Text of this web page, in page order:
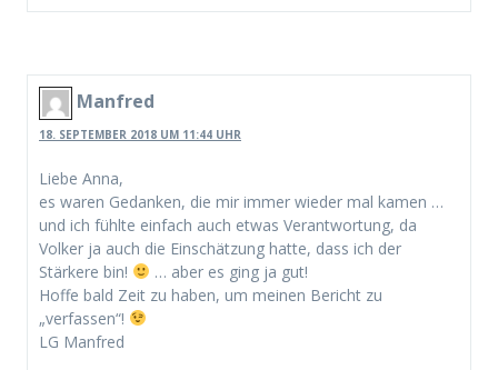
Manfred
18. SEPTEMBER 2018 UM 11:44 UHR
Liebe Anna,
es waren Gedanken, die mir immer wieder mal kamen …
und ich fühlte einfach auch etwas Verantwortung, da
Volker ja auch die Einschätzung hatte, dass ich der
Stärkere bin!
… aber es ging ja gut!
Hoffe bald Zeit zu haben, um meinen Bericht zu
„verfassen“!
LG Manfred